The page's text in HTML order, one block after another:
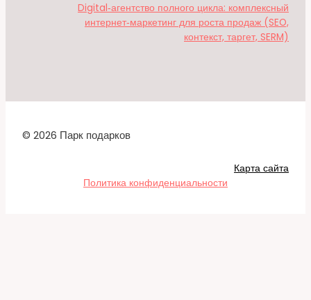
Digital‑агентство полного цикла: комплексный
интернет‑маркетинг для роста продаж (SEO,
контекст, таргет, SERM)
© 2026 Парк подарков
Карта сайта
Политика конфиденциальности